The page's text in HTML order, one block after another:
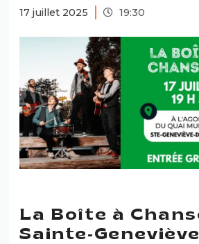
17 juillet 2025 19:30
La Boîte à
Sainte-